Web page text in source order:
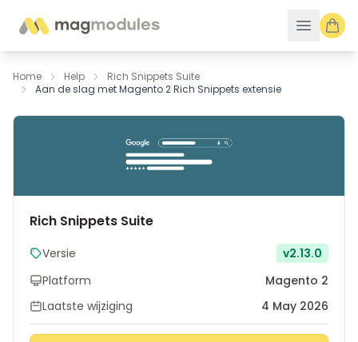
Home Help
Rich Snippets Suite
Aan de slag met Magento 2 Rich Snippets extensie
Rich Snippets Suite
Versie
v2.13.0
Platform
Magento 2
Laatste wijziging
4 May 2026